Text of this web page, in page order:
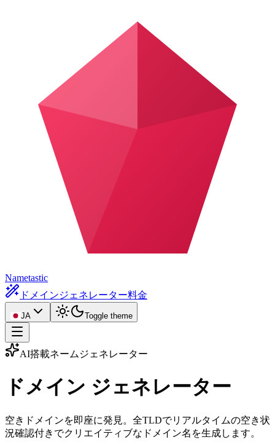
Nametastic
ドメインジェネレーター料金
JA Toggle theme
AI搭載ネームジェネレーター
ドメイン ジェネレーター
空きドメインを即座に発見。全TLDでリアルタイムの空き状
況確認付きでクリエイティブなドメイン名を生成します。